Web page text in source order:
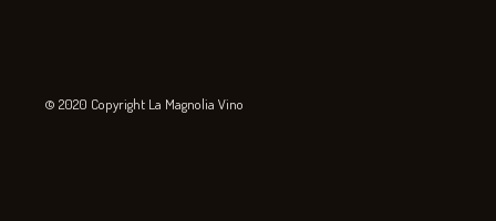
© 2020 Copyright La Magnolia Vino